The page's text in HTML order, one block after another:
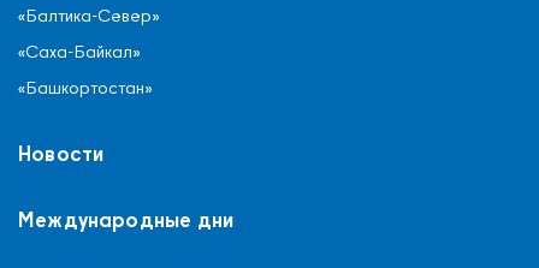
«Балтика-Север»
«Саха-Байкал»
«Башкортостан»
Новости
Международные дни